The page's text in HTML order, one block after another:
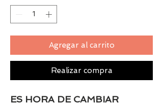
Agregar al carrito
Realizar compra
ES HORA DE CAMBIAR